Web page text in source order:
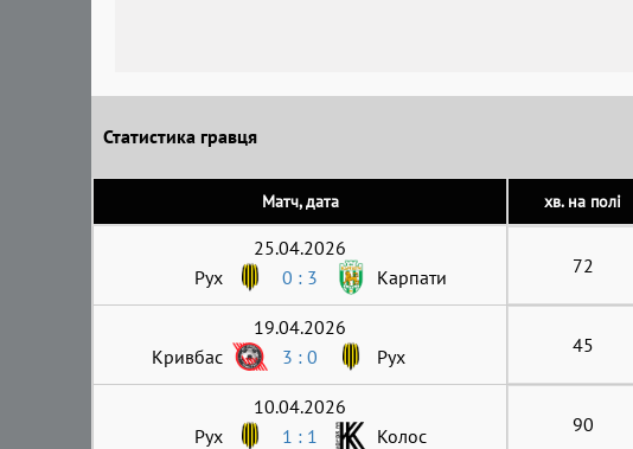
Статистика гравця
Матч, дата хв. на полі
25.04.2026
Рух
0 : 3 Карпати 72
19.04.2026
Кривбас
3 : 0 Рух 45
10.04.2026
Рух
1 : 1 Колос 90